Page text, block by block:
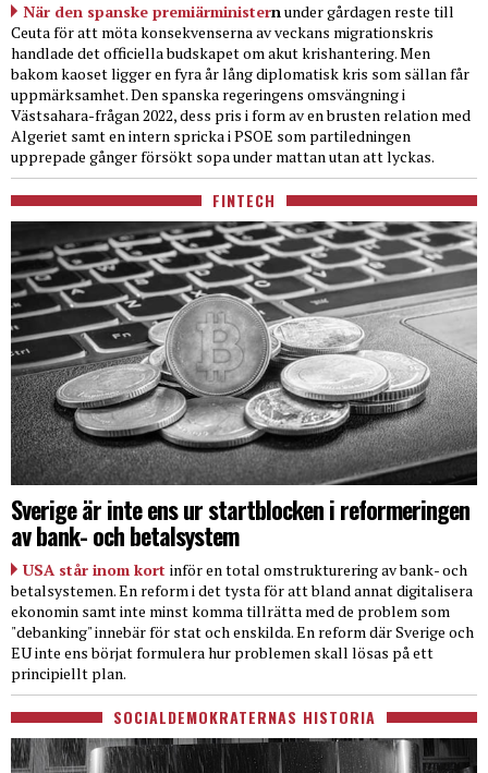
När den spanske premiärministernunder gårdagen reste till
Ceuta för att möta konsekvenserna av veckans migrationskris
handlade det officiella budskapet om akut krishantering. Men
bakom kaoset ligger en fyra år lång diplomatisk kris som sällan får
uppmärksamhet. Den spanska regeringens omsvängning i
Västsahara-frågan 2022, dess pris i form av en brusten relation med
Algeriet samt en intern spricka i PSOE som partiledningen
upprepade gånger försökt sopa under mattan utan att lyckas.
FINTECH
Sverige är inte ens ur startblocken i reformeringen
av bank- och betalsystem
USA står inom kort inför en total omstrukturering av bank- och
betalsystemen. En reform i det tysta för att bland annat digitalisera
ekonomin samt inte minst komma tillrätta med de problem som
"debanking" innebär för stat och enskilda. En reform där Sverige och
EU inte ens börjat formulera hur problemen skall lösas på ett
principiellt plan.
SOCIALDEMOKRATERNAS HISTORIA